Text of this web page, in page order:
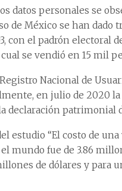
datos personales se
de México se han dado
con el padrón electoral
se vendió en 15 mil
Nacional de
en julio de 2020
declaración patrimonial
estudio “El costo de
mundo fue de 3.86
de dólares y para